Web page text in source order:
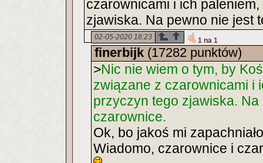
czarownicami i ich
zjawiska. Na pewno nie jest
02-05-2020 18:23 1 na 1
finerbijk (17282 punktów)
>Nic nie wiem o tym, by
związane z czarownicami i
przyczyn tego zjawiska. Na
czarownice.
Ok, bo jakoś mi
Wiadomo, czarownice i